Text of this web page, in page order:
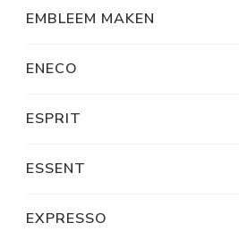
EMBLEEM MAKEN
ENECO
ESPRIT
ESSENT
EXPRESSO